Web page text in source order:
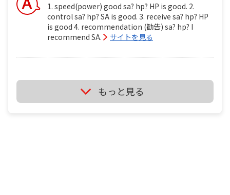
1. speed(power) good sa? hp? HP is good. 2.
control sa? hp? SA is good. 3. receive sa? hp? HP
is good 4. recommendation (勧告) sa? hp? I
recommend SA.
サイトを見る
ミズノ ブースターsa vs ミズノ ブースターhp i'm
backhand player. i'm wheelchair table tennis
player . tt1 ミズノ ブースターsa vs ミズノ ブースタ
もっと見る